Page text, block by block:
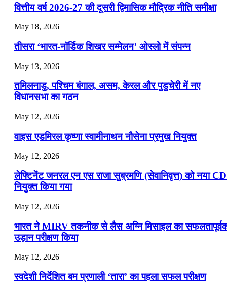
📝 डेली करेंट अफेयर्स: 22-24 जुलाई 2026
July 22, 2026
📝 डेली करेंट अफेयर्स: 19-21 जुलाई 2026
July 19, 2026
📝 डेली करेंट अफेयर्स: 16-18 जुलाई 2026
वित्तीय वर्ष 2026-27 की दूसरी द्विमासिक मौद्रिक नीति समीक्षा
May 18, 2026
तीसरा ‘भारत-नॉर्डिक शिखर सम्मेलन’ ओस्लो में संपन्न
May 13, 2026
तमिलनाडु, पश्चिम बंगाल, असम, केरल और पुडुचेरी में नए
विधानसभा का गठन
May 12, 2026
वाइस एडमिरल कृष्णा स्वामीनाथन नौसेना प्रमुख नियुक्त
May 12, 2026
लेफ्टिनेंट जनरल एन एस राजा सुब्रमणि (सेवानिवृत्त) को नया
नियुक्त किया गया
May 12, 2026
भारत ने MIRV तकनीक से लैस अग्नि मिसाइल का
उड़ान परीक्षण किया
May 12, 2026
स्वदेशी निर्देशित बम प्रणाली ‘तारा’ का पहला सफल परीक्षण